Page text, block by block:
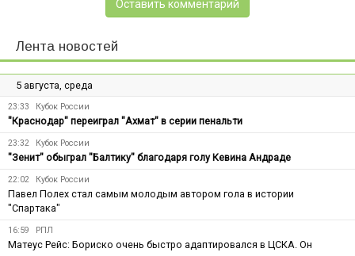
Оставить комментарий
Лента новостей
5 августа, среда
23:33 Кубок России
"Краснодар" переиграл "Ахмат" в серии пенальти
23:32 Кубок России
"Зенит" обыграл "Балтику" благодаря голу Кевина Андраде
22:02 Кубок России
Павел Полех стал самым молодым автором гола в истории
"Спартака"
16:59 РПЛ
Матеус Рейс: Бориско очень быстро адаптировался в ЦСКА. Он